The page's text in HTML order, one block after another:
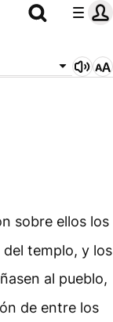
sobre ellos los
templo, y los
al pueblo,
de entre los